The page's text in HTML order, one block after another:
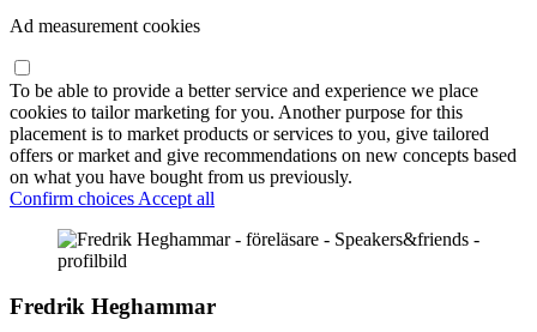
Ad measurement cookies
To be able to provide a better service and experience we place
cookies to tailor marketing for you. Another purpose for this
placement is to market products or services to you, give tailored
offers or market and give recommendations on new concepts based
on what you have bought from us previously.
Confirm choices Accept all
Fredrik Heghammar